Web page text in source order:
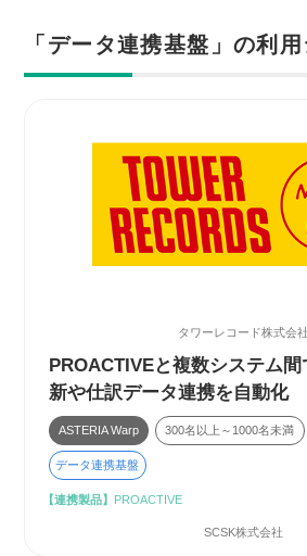
「データ連携基盤」の利
タワーレコード株式会社
PROACTIVEと複数システム
新や仕訳データ連携を自動化
ASTERIA Warp 300名以上～1000名未満
データ連携基盤
【連携製品】 PROACTIVE
SCSK株式会社